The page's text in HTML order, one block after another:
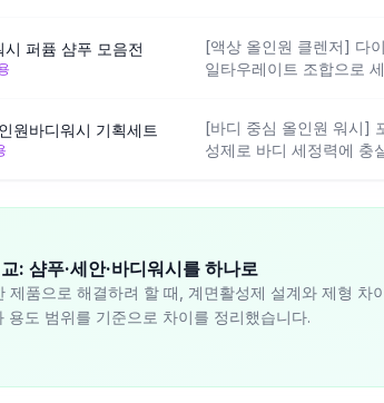
품과 사용감이 다를 수
퍼퓸 샴푸 모음전
[액상 올인원 클렌저] 다
일타우레이트 조합으로
어 있으며, 민감한 두피
에요.
원바디워시 기획세트
[바디 중심 올인원 워시]
성제로 바디 세정력에 충
: 샴푸·세안·바디워시를 하나로
제품으로 해결하려 할 때, 계면활성제 설계와 제형 차
용도 범위를 기준으로 차이를 정리했습니다.